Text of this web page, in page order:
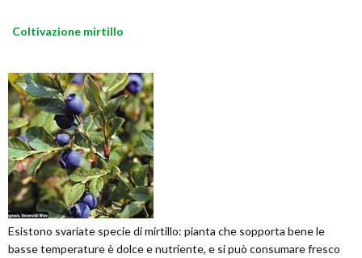
Coltivazione mirtillo
Esistono svariate specie di mirtillo: pianta che sopporta bene le
basse temperature è dolce e nutriente, e si può consumare fresco